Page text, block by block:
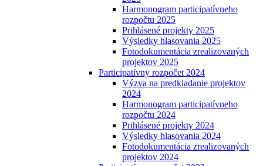
Harmonogram participatívneho
rozpočtu 2025
Prihlásené projekty 2025
Výsledky hlasovania 2025
Fotodokumentácia zrealizovaných
projektov 2025
Participatívny rozpočet 2024
Výzva na predkladanie projektov
2024
Harmonogram participatívneho
rozpočtu 2024
Prihlásené projekty 2024
Výsledky hlasovania 2024
Fotodokumentácia zrealizovaných
projektov 2024